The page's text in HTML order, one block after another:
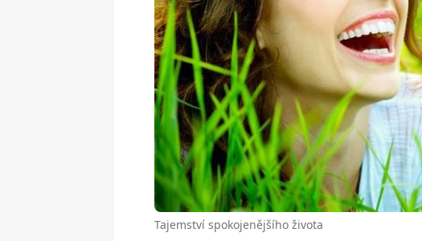
Tajemství spokojenějšího života